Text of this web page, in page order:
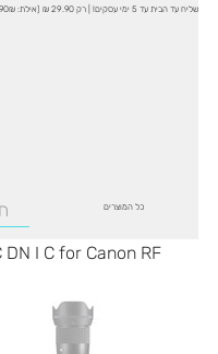
שליח עד הבית עד 5 ימי עסקים! | רק 29.90 ₪ (אילת: 59.90₪) | ייתכנו עיכובים בקו הצפון עקב המצב.
כל המוצרים
I C for Canon RF